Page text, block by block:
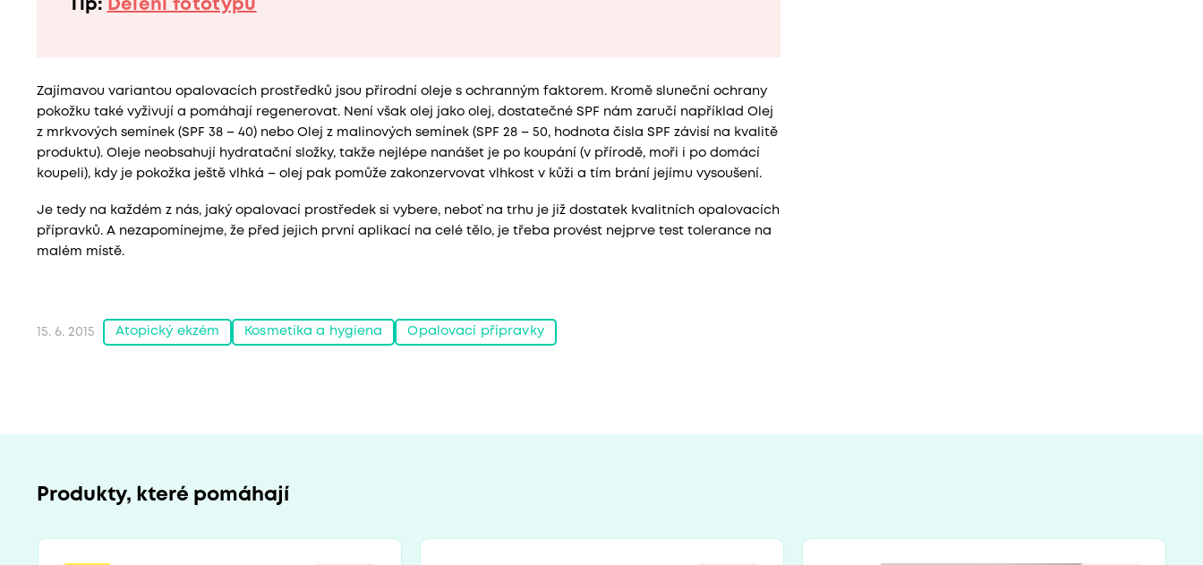
Tip: Dělení fototypů
Zajímavou variantou opalovacích prostředků jsou přírodní oleje s ochranným faktorem. Kromě sluneční ochrany
pokožku také vyživují a pomáhají regenerovat. Není však olej jako olej, dostatečné SPF nám zaručí například Olej
z mrkvových semínek (SPF 38 – 40) nebo Olej z malinových semínek (SPF 28 – 50, hodnota čísla SPF závisí na kvalitě
produktu). Oleje neobsahují hydratační složky, takže nejlépe nanášet je po koupání (v přírodě, moři i po domácí
koupeli), kdy je pokožka ještě vlhká – olej pak pomůže zakonzervovat vlhkost v kůži a tím brání jejímu vysoušení.
Je tedy na každém z nás, jaký opalovací prostředek si vybere, neboť na trhu je již dostatek kvalitních opalovacích
přípravků. A nezapomínejme, že před jejich první aplikací na celé tělo, je třeba provést nejprve test tolerance na
malém místě.
15. 6. 2015 Atopický ekzém Kosmetika a hygiena Opalovací přípravky
Produkty, které pomáhají